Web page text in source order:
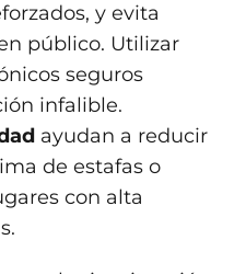
y evita
público. Utilizar
seguros
infalible.
ayudan a reducir
de estafas o
con alta